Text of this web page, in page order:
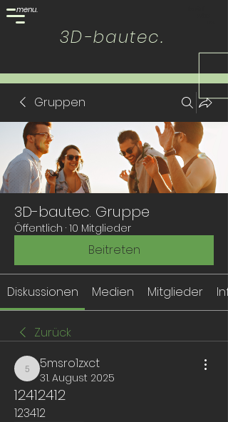
menu.
3D-bautec.
Gruppen
3D-bautec. Gruppe
Öffentlich · 10 Mitglieder
Beitreten
Diskussionen Medien Mitglieder
Zurück
5msro1zxct
5msro1zxct
31. August 2025
12412412
123412